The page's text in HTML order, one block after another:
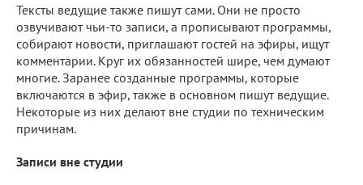
Тексты ведущие также пишут сами. Они не просто
озвучивают чьи-то записи, а прописывают программы,
собирают новости, приглашают гостей на эфиры, ищут
комментарии. Круг их обязанностей шире, чем думают
многие. Заранее созданные программы, которые
включаются в эфир, также в основном пишут ведущие.
Некоторые из них делают вне студии по техническим
причинам.
Записи вне студии